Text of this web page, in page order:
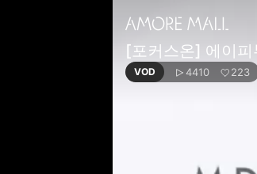
[포커스온] 에이
VOD 4410 223